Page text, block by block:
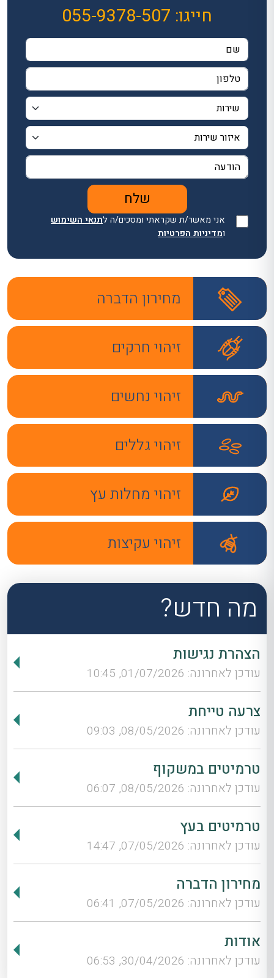
חייגו: 055-9378-507
אני מאשר/ת שקראתי ומסכים/ה לתנאי השימוש
ומדיניות הפרטיות
מחירון הדברה
זיהוי חרקים
זיהוי נחשים
זיהוי גללים
זיהוי מחלות עץ
זיהוי עקיצות
מה חדש?
הצהרת נגישות
עודכן לאחרונה: 01/07/2026, 10:45
צרעה טייחת
עודכן לאחרונה: 08/05/2026, 09:03
טרמיטים במשקוף
עודכן לאחרונה: 08/05/2026, 06:07
טרמיטים בעץ
עודכן לאחרונה: 07/05/2026, 14:47
מחירון הדברה
עודכן לאחרונה: 07/05/2026, 06:41
אודות
עודכן לאחרונה: 30/04/2026, 06:53